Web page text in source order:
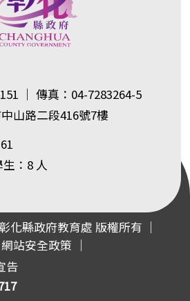
｜ 傳真：04-7283264-5
山路二段416號7樓
：8 人
縣政府教育處 版權所有 ｜
網站安全政策 ｜
告